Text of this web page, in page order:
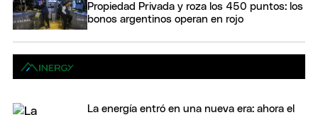
Propiedad Privada y roza los 450 puntos: los
bonos argentinos operan en rojo
La energía entró en una nueva era: ahora el